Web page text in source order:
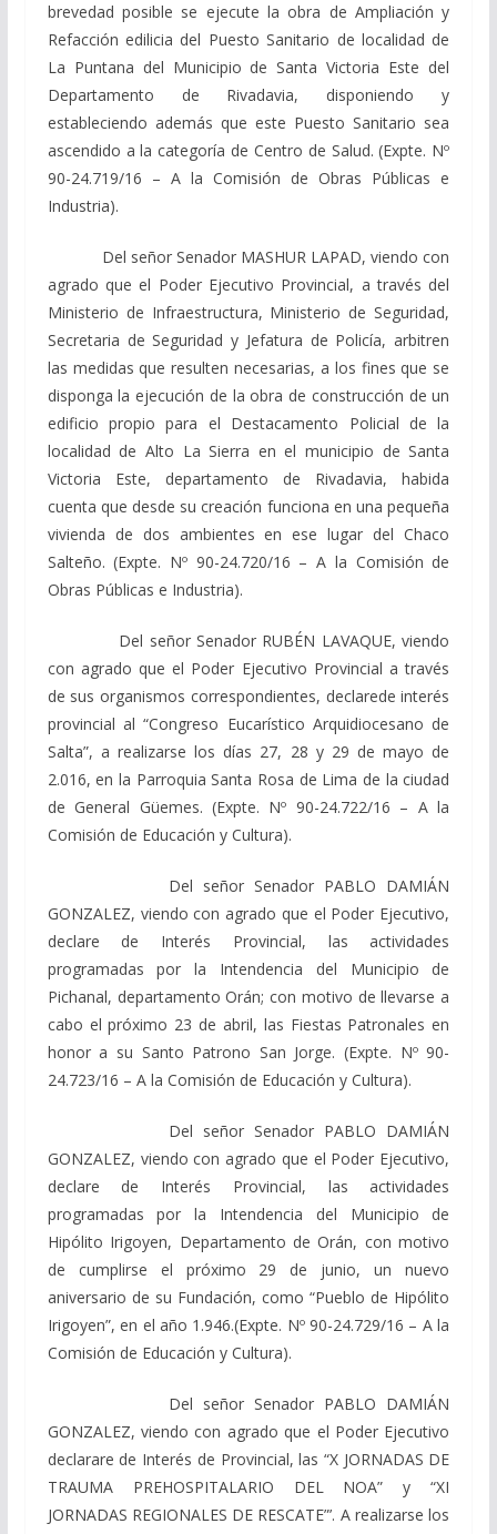
brevedad posible se ejecute la obra de Ampliación y
Refacción edilicia del Puesto Sanitario de localidad de
La Puntana del Municipio de Santa Victoria Este del
Departamento de Rivadavia, disponiendo y
estableciendo además que este Puesto Sanitario sea
ascendido a la categoría de Centro de Salud. (Expte. Nº
90-24.719/16 – A la Comisión de Obras Públicas e
Industria).
Del señor Senador MASHUR LAPAD, viendo con
agrado que el Poder Ejecutivo Provincial, a través del
Ministerio de Infraestructura, Ministerio de Seguridad,
Secretaria de Seguridad y Jefatura de Policía, arbitren
las medidas que resulten necesarias, a los fines que se
disponga la ejecución de la obra de construcción de un
edificio propio para el Destacamento Policial de la
localidad de Alto La Sierra en el municipio de Santa
Victoria Este, departamento de Rivadavia, habida
cuenta que desde su creación funciona en una pequeña
vivienda de dos ambientes en ese lugar del Chaco
Salteño. (Expte. Nº 90-24.720/16 – A la Comisión de
Obras Públicas e Industria).
Del señor Senador RUBÉN LAVAQUE, viendo
con agrado que el Poder Ejecutivo Provincial a través
de sus organismos correspondientes, declarede interés
provincial al “Congreso Eucarístico Arquidiocesano de
Salta”, a realizarse los días 27, 28 y 29 de mayo de
2.016, en la Parroquia Santa Rosa de Lima de la ciudad
de General Güemes. (Expte. Nº 90-24.722/16 – A la
Comisión de Educación y Cultura).
Del señor Senador PABLO DAMIÁN
GONZALEZ, viendo con agrado que el Poder Ejecutivo,
declare de Interés Provincial, las actividades
programadas por la Intendencia del Municipio de
Pichanal, departamento Orán; con motivo de llevarse a
cabo el próximo 23 de abril, las Fiestas Patronales en
honor a su Santo Patrono San Jorge.(Expte. Nº 90-
24.723/16 – A la Comisión de Educación y Cultura).
Del señor Senador PABLO DAMIÁN
GONZALEZ, viendo con agrado que el Poder Ejecutivo,
declare de Interés Provincial, las actividades
programadas por la Intendencia del Municipio de
Hipólito Irigoyen, Departamento de Orán, con motivo
de cumplirse el próximo 29 de junio, un nuevo
aniversario de su Fundación, como “Pueblo de Hipólito
Irigoyen”, en el año 1.946.(Expte. Nº 90-24.729/16 – A la
Comisión de Educación y Cultura).
Del señor Senador PABLO DAMIÁN
GONZALEZ, viendocon agrado que el Poder Ejecutivo
declarare de Interés de Provincial, las “X JORNADAS DE
TRAUMA PREHOSPITALARIO DEL NOA”y“XI
JORNADAS REGIONALES DE RESCATE”’. A realizarse los